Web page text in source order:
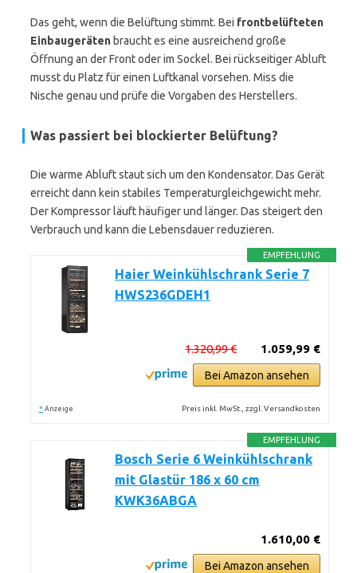
Das geht, wenn die Belüftung stimmt. Bei frontbelüfteten
Einbaugeräten braucht es eine ausreichend große
Öffnung an der Front oder im Sockel. Bei rückseitiger Abluft
musst du Platz für einen Luftkanal vorsehen. Miss die
Nische genau und prüfe die Vorgaben des Herstellers.
Was passiert bei blockierter Belüftung?
Die warme Abluft staut sich um den Kondensator. Das Gerät
erreicht dann kein stabiles Temperaturgleichgewicht mehr.
Der Kompressor läuft häufiger und länger. Das steigert den
Verbrauch und kann die Lebensdauer reduzieren.
EMPFEHLUNG
Haier Weinkühlschrank Serie 7
HWS236GDEH1
1.059,99 €
1.320,99 €
Bei Amazon ansehen
* Anzeige Preis inkl. MwSt., zzgl. Versandkosten
EMPFEHLUNG
Bosch Serie 6 Weinkühlschrank
mit Glastür 186 x 60 cm
KWK36ABGA
1.610,00 €
Bei Amazon ansehen